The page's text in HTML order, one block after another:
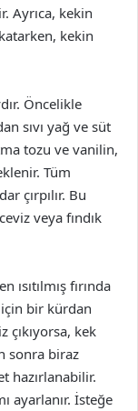
Ayrıca, kekin
kekin
Öncelikle
sıvı yağ ve süt
tozu ve vanilin,
Tüm
çırpılır. Bu
veya fındık
fırında
bir kürdan
çıkıyorsa, kek
sonra biraz
hazırlanabilir.
ayarlanır. İsteğe